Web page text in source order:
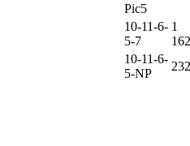
Pic5
10-11-6-
5-7
1
10-11-6-
5-NP